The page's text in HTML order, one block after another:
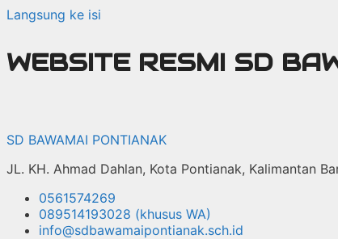
Langsung ke isi
WEBSITE RESMI SD
SD BAWAMAI PONTIANAK
JL. KH. Ahmad Dahlan, Kota Pontianak, Kalimantan
0561574269
089514193028 (khusus WA)
info@sdbawamaipontianak.sch.id